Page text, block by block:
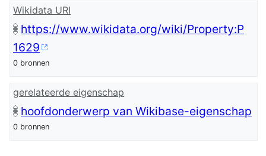
Wikidata URI
https://www.wikidata.org/wiki/Property:P
1629
0 bronnen
gerelateerde eigenschap
hoofdonderwerp van Wikibase-eigenschap
0 bronnen